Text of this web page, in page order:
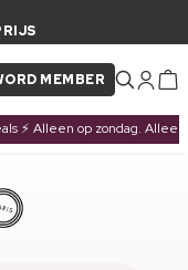
MEMBER
⚡ Alleen op zondag.